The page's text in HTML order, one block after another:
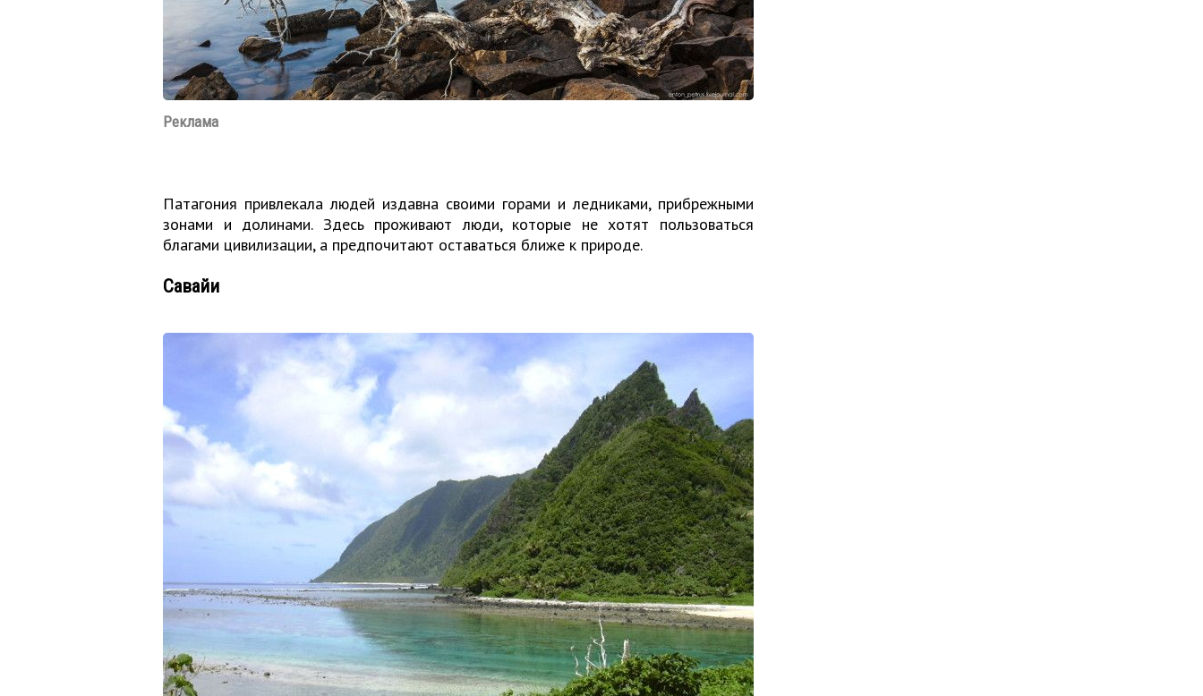
Реклама
Патагония привлекала людей издавна своими горами и ледниками, прибрежными
зонами и долинами. Здесь проживают люди, которые не хотят пользоваться
благами цивилизации, а предпочитают оставаться ближе к природе.
Савайи